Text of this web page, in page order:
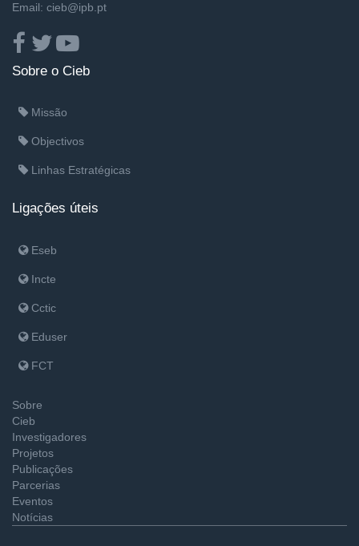
Email: cieb@ipb.pt
Sobre o Cieb
Missão
Objectivos
Linhas Estratégicas
Ligações úteis
Eseb
Incte
Cctic
Eduser
FCT
Sobre
Cieb
Investigadores
Projetos
Publicações
Parcerias
Eventos
Notícias